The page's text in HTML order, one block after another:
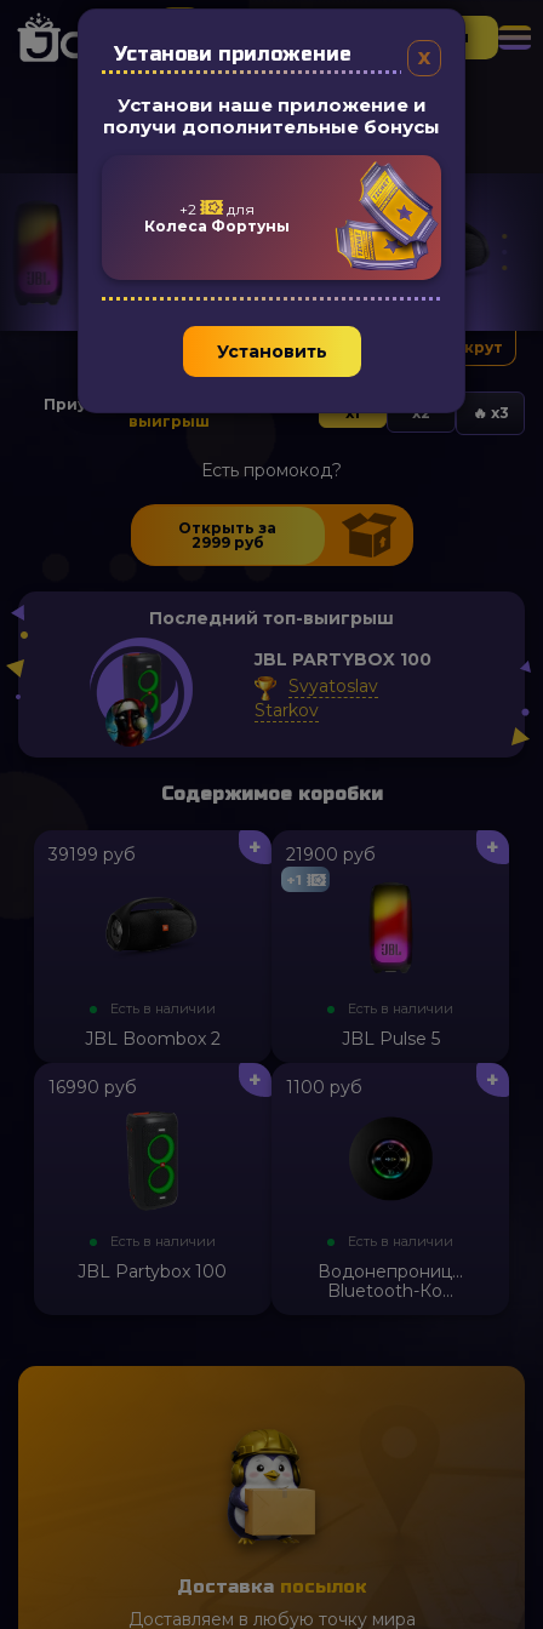
Регистрация
JBL All-In
Демо прокрут
Приумнож свой шанс на
выигрыш
х1 х2 🔥 х3
Ничего не выбрано
Ничего не выбраноЕсть промокод?
Открыть за
2999 руб
Последний топ-выигрыш
JBL PARTYBOX 100
Svyatoslav
Starkov
Содержимое коробки
+
39199 руб
Есть в наличии
JBL Boombox 2
+
+1
21900 руб
Есть в наличии
JBL Pulse 5
+
16990 руб
Есть в наличии
JBL Partybox 100
+
1100 руб
Есть в наличии
Водонепрониц...
Bluetooth-Ко...
Доставка посылок
Доставляем в любую точку мира
Установи приложение
Установи наше приложение и
получи дополнительные бонусы
+2
для
Колеса Фортуны
Установить